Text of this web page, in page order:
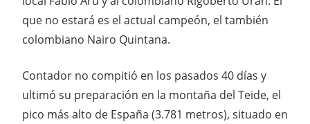
que no estará es el actual campeón, el también
colombiano Nairo Quintana.
Contador no compitió en los pasados 40 días y
ultimó su preparación en la montaña del Teide, el
pico más alto de España (3.781 metros), situado en